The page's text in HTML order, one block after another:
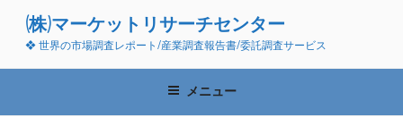
ン
(株)マーケットリサーチセンター
❖ 世界の市場調査レポート/産業調査報告書/委託調査サービス
メニュー